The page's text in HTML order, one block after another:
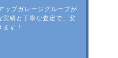
ップガレージグループが
実績と丁寧な査定で、安
す！